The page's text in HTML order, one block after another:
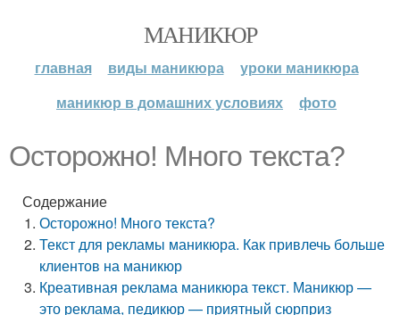
МАНИКЮР
главная виды маникюра
уроки маникюра
маникюр в домашних условиях
фото
Осторожно! Много текста?
Содержание
Осторожно! Много текста?
Текст для рекламы маникюра. Как привлечь больше
клиентов на маникюр
Креативная реклама маникюра текст. Маникюр —
это реклама, педикюр — приятный сюрприз